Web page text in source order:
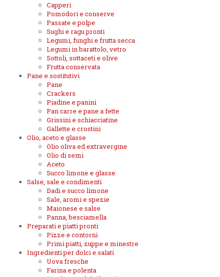
Capperi
Pomodori e conserve
Passate e polpe
Sughi e ragu pronti
Legumi, funghi e frutta secca
Legumi in barattolo, vetro
Sottoli, sottaceti e olive
Frutta conservata
Pane e sostitutivi
Pane
Crackers
Piadine e panini
Pan carre e pane a fette
Grissini e schiacciatine
Gallette e crostini
Olio, aceto e glasse
Olio oliva ed extravergine
Olio di semi
Aceto
Succo limone e glasse
Salse, sale e condimenti
Dadi e succo limone
Sale, aromi e spezie
Maionese e salse
Panna, besciamella
Preparati e piatti pronti
Pizze e contorni
Primi piatti, zuppe e minestre
Ingredienti per dolci e salati
Uova fresche
Farina e polenta